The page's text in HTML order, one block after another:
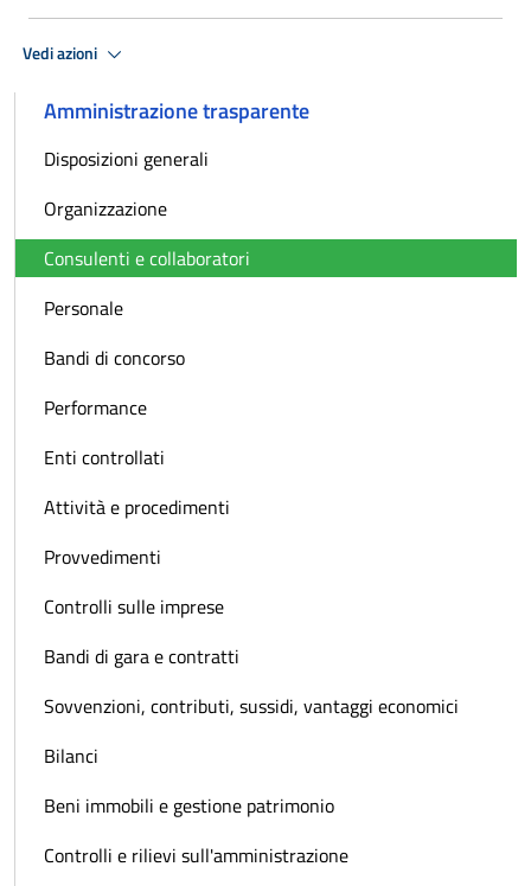
Vedi azioni
Amministrazione trasparente
Disposizioni generali
Organizzazione
Consulenti e collaboratori
Personale
Bandi di concorso
Performance
Enti controllati
Attività e procedimenti
Provvedimenti
Controlli sulle imprese
Bandi di gara e contratti
Sovvenzioni, contributi, sussidi, vantaggi economici
Bilanci
Beni immobili e gestione patrimonio
Controlli e rilievi sull'amministrazione